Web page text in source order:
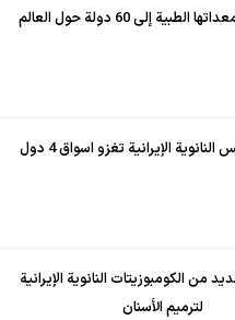
إلى 60 دولة حول العالم
الإيرانية تغزو اسواق 4 دول
من الكومبوزيتات النانوية الإيرانية
لترميم الأسنان